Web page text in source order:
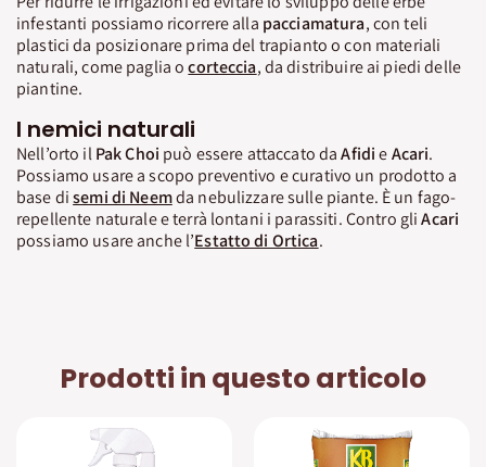
infestanti possiamo ricorrere alla pacciamatura, con teli
plastici da posizionare prima del trapianto o con materiali
naturali, come paglia ocorteccia, da distribuire ai piedi delle
piantine.
I nemici naturali
Nell’orto ilPak Choi può essere attaccato daAfidieAcari.
Possiamo usare a scopo preventivo e curativo un prodotto a
base disemi di Neemda nebulizzare sulle piante. È un fago-
repellente naturale e terrà lontani i parassiti. Contro gliAcari
possiamo usare anche l’Estatto di Ortica.
Prodotti in questo articolo